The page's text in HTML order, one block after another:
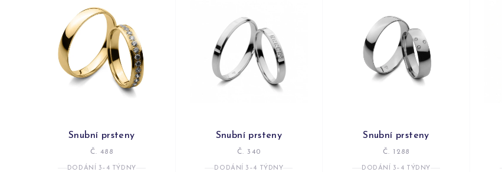
Snubní prsteny
Č. 488
DODÁNÍ 3–4 TÝDNY
Snubní prsteny
Č. 340
DODÁNÍ 3–4 TÝDNY
Snubní prsteny
Č. 1288
DODÁNÍ 3–4 TÝDNY